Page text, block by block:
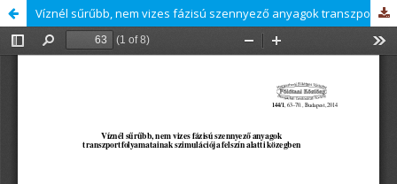
Víznél sűrűbb, nem vizes fázisú szennyező anyagok transzportfolyamatainak szimulációja felszín alatti közegben